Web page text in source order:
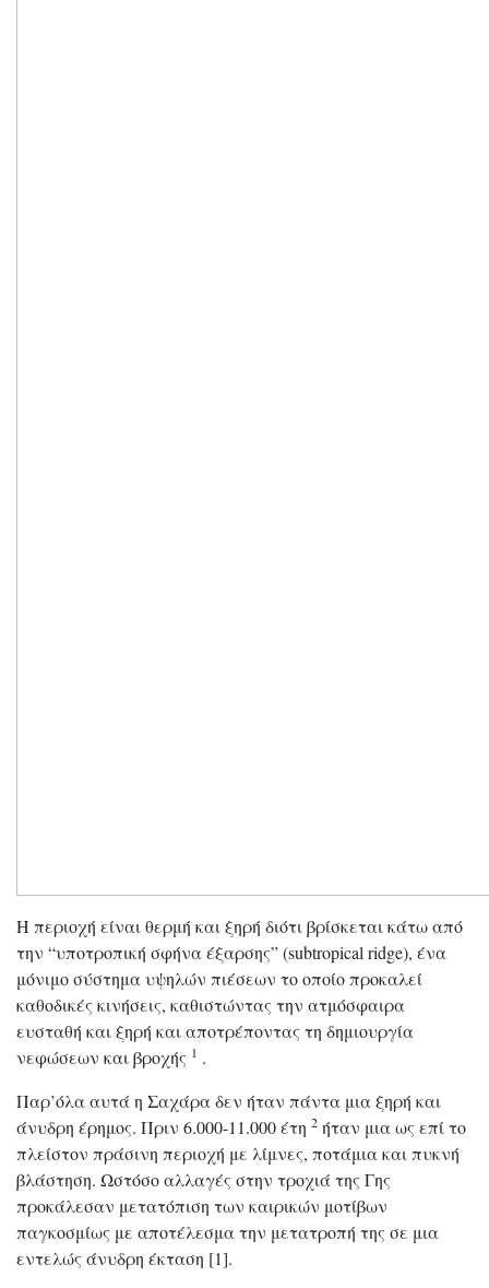
Η περιοχή είναι θερμή και ξηρή διότι βρίσκεται κάτω από
την “υποτροπική σφήνα έξαρσης” (subtropical ridge), ένα
μόνιμο σύστημα υψηλών πιέσεων το οποίο προκαλεί
καθοδικές κινήσεις, καθιστώντας την ατμόσφαιρα
ευσταθή και ξηρή και αποτρέποντας τη δημιουργία
νεφώσεων και βροχής 1 .
Παρ’όλα αυτά η Σαχάρα δεν ήταν πάντα μια ξηρή και
άνυδρη έρημος. Πριν 6.000-11.000 έτη 2 ήταν μια ως επί το
πλείστον πράσινη περιοχή με λίμνες, ποτάμια και πυκνή
βλάστηση. Ωστόσο αλλαγές στην τροχιά της Γης
προκάλεσαν μετατόπιση των καιρικών μοτίβων
παγκοσμίως με αποτέλεσμα την μετατροπή της σε μια
εντελώς άνυδρη έκταση [1].